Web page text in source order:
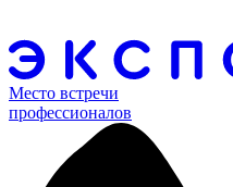
Место встречи
профессионалов